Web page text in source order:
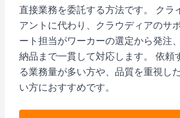
直接業務を委託する方法です。 クラ
アントに代わり、クラウディアのサ
ート担当がワーカーの選定から発注、
納品まで一貫して対応します。 依頼
る業務量が多い方や、品質を重視した
い方におすすめです。